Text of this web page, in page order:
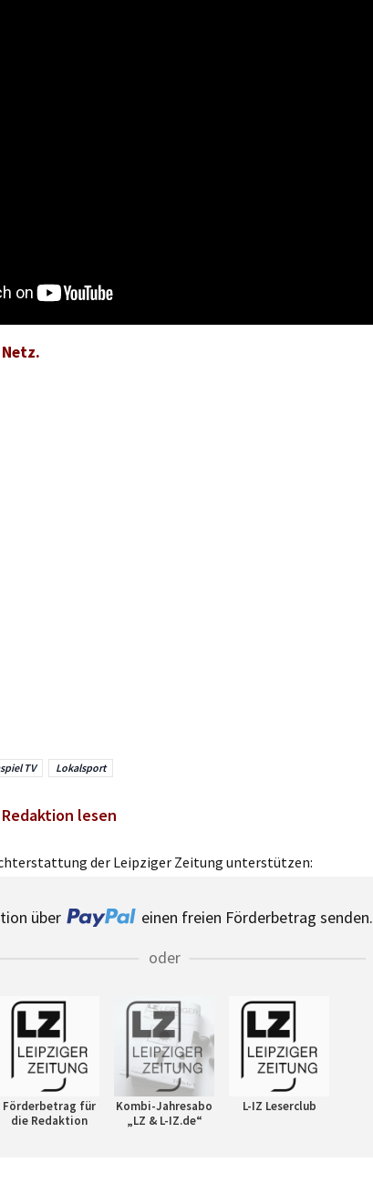
TV Lokalsport
lesen
der Leipziger Zeitung unterstützen:
über
einen freien Förderbetrag senden.
oder
Förderbetrag für
die Redaktion
Kombi-Jahresabo
„LZ & L-IZ.de“
L-IZ Leserclub